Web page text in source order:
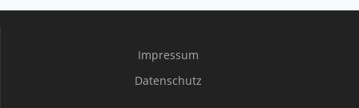
Impressum
Datenschutz